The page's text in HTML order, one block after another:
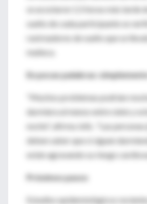
se acostaron 1,5 horas más tarde
sueño de cada participante se
rastreadores de sueño que se
muñeca.
En pocas palabras:
"Muchos problemas podrían
durmiera al menos entre siete y
noche", afirma Jelic. "Las personas
deben saber que si siguen
están agravando su riesgo
Próximos pasos
Estudios epidemiológicos